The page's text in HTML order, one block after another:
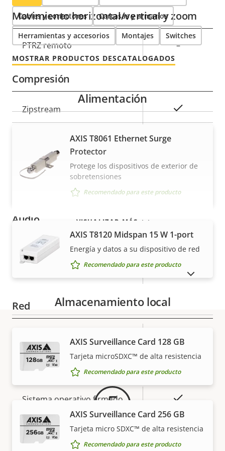
Movimiento horizontal/vertical y zoom
Descripción
de
Valor de
la
PTRZ remoto –
Compresión
Descripción
de
la
propiedad
Zipstream
Baseline,
H.265 –
–
Audio
Descripción
de
Valor de
la
Compatibilidad de audio –
Micrófono integrado
Red
de
propiedad
la
propiedad
Seguridad
Descripción
propiedad
Valor de
la
propiedad
Sistema operativo firmado
Arranque seguro –
Secure keystore -
Cables y conectores Carcasas y armarios
Herramientas y accesorios Montajes Switches
MOSTRAR PRODUCTOS DESCATALOGADOS
VISUALIZAR MÁS
Alimentación
AXIS T8061 Ethernet Surge
Protector
Protege los dispositivos de exterior de
sobretensiones
Recomendado para este producto
AXIS T8120 Midspan 15 W 1-port
Energía y datos a su dispositivo de red
Recomendado para este producto
Almacenamiento local
AXIS Surveillance Card 128 GB
Tarjeta microSDXC™ de alta resistencia
Recomendado para este producto
AXIS Surveillance Card 256 GB
Tarjeta micro SDXC™ de alta resistencia
Recomendado para este producto
Garantía